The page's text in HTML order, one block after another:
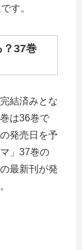
す。
？37巻
結済みとな
は36巻で
発売日を予
」37巻の
最新刊が発